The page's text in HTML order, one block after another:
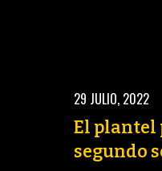
29 JULIO, 2022
El plantel
segundo